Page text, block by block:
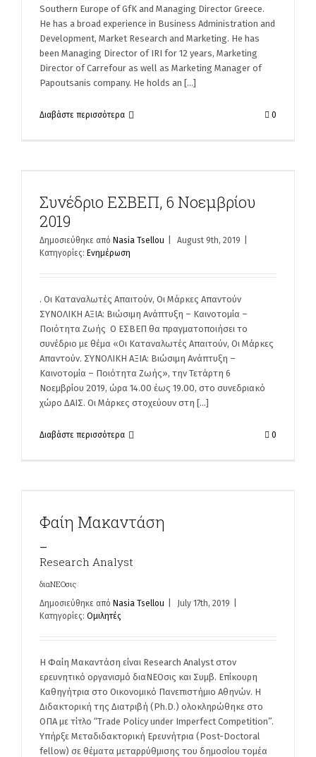
Southern Europe of GfK and Managing Director Greece.
He has a broad experience in Business Administration and
Development, Market Research and Marketing. He has
been Managing Director of IRI for 12 years, Marketing
Director of Carrefour as well as Marketing Manager of
Papoutsanis company. He holds an [...]
Διαβάστε περισσότερα 0
Συνέδριο ΕΣΒΕΠ, 6 Νοεμβρίου
2019
Δημοσιεύθηκε από Nasia Tsellou August 9th, 2019
Κατηγορίες: Ενημέρωση
. Οι Καταναλωτές Απαιτούν, Οι Μάρκες Απαντούν
ΣΥΝΟΛΙΚΗ ΑΞΙΑ: Βιώσιμη Ανάπτυξη – Καινοτομία –
Ποιότητα Ζωής Ο ΕΣΒΕΠ θα πραγματοποιήσει το
συνέδριο με θέμα «Οι Καταναλωτές Απαιτούν, Οι Μάρκες
Απαντούν. ΣΥΝΟΛΙΚΗ ΑΞΙΑ: Βιώσιμη Ανάπτυξη –
Καινοτομία – Ποιότητα Ζωής», την Τετάρτη 6
Νοεμβρίου 2019, ώρα 14.00 έως 19.00, στο συνεδριακό
χώρο ΔΑΙΣ. Οι Μάρκες στοχεύουν στη [...]
Διαβάστε περισσότερα 0
Φαίη Μακαντάση
Research Analyst
διαΝΕΟσις
Δημοσιεύθηκε από Nasia Tsellou July 17th, 2019
Κατηγορίες: Ομιλητές
Η Φαίη Μακαντάση είναι Research Analyst στον
ερευνητικό οργανισμό διαΝΕΟσις και Συμβ. Επίκουρη
Καθηγήτρια στο Οικονομικό Πανεπιστήμιο Αθηνών. Η
Διδακτορική της Διατριβή (Ph.D.) ολοκληρώθηκε στο
ΟΠΑ με τίτλο “Trade Policy under Imperfect Competition”.
Υπήρξε Μεταδιδακτορική Ερευνήτρια (Post-Doctoral
fellow) σε θέματα μεταρρύθμισης του δημοσίου τομέα